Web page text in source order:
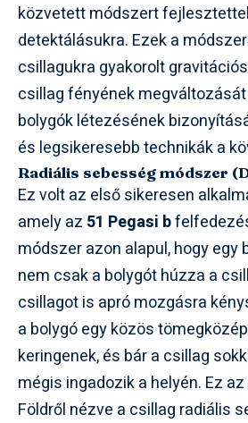
közvetett módszert
detektálásukra. Ezek a
csillagukra gyakorolt
csillag fényének
bolygók létezésének
és legsikeresebb technikák a
Radiális sebesség módszer
Ez volt az első sikeresen
amely az 51 Pegasi b
módszer azon alapul, hogy egy
nem csak a bolygót húzza a
csillagot is apró mozgásra
a bolygó egy közös
keringenek, és bár a csillag
mégis ingadozik a helyén. Ez
Földről nézve a csillag radiális